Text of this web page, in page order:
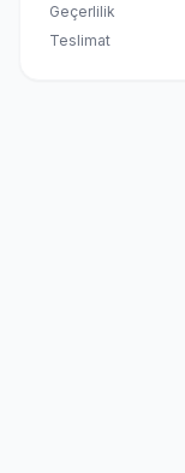
Geçerlilik
Teslimat